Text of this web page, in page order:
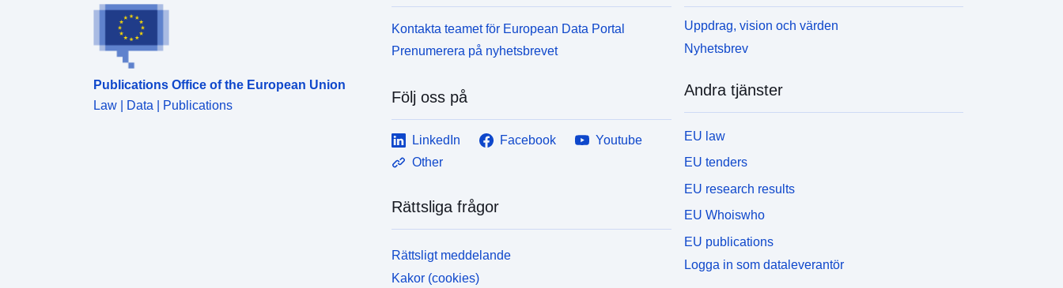
Publications Office of the European Union
Law | Data | Publications
Kontakta teamet för European Data Portal
Prenumerera på nyhetsbrevet
Följ oss på
LinkedIn Facebook
Youtube
Other
Rättsliga frågor
Rättsligt meddelande
Kakor (cookies)
Uppdrag, vision och värden
Nyhetsbrev
Andra tjänster
EU law
EU tenders
EU research results
EU Whoiswho
EU publications
Logga in som dataleverantör